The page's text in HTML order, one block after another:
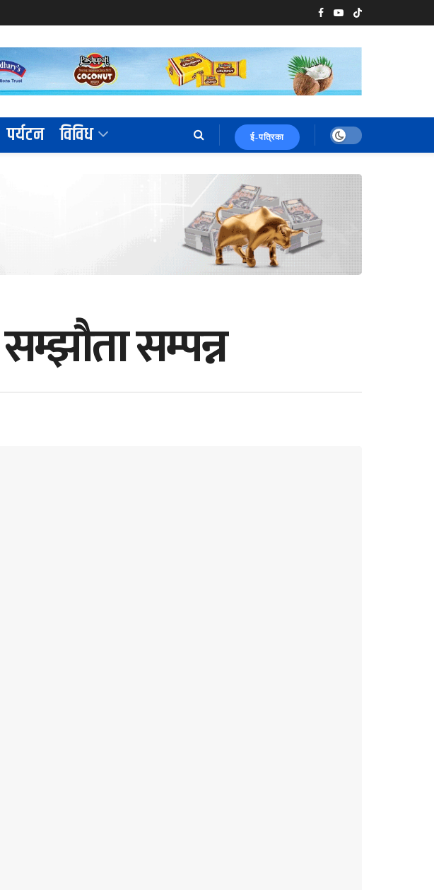
पर्यटन विविध ई-पत्रिका
सम्पन्न